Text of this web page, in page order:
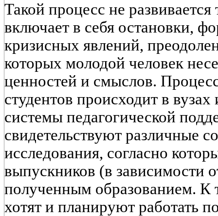
Такой процесс не
включает в себя остановки,
кризисных явлений,
которых молодой человек
ценностей и смыслов.
студентов происходит в
системы педагогической
свидетельствуют различные
исследования, согласно
выпускников (в зависимости
полученным образованием. К
хотят и планируют работать